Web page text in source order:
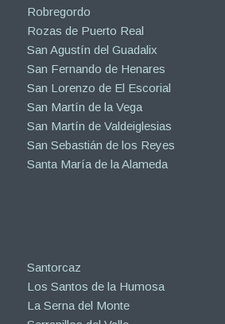
Robregordo
Rozas de Puerto Real
San Agustín del Guadalix
San Fernando de Henares
San Lorenzo de El Escorial
San Martín de la Vega
San Martín de Valdeiglesias
San Sebastián de los Reyes
Santa María de la Alameda
Santorcaz
Los Santos de la Humosa
La Serna del Monte